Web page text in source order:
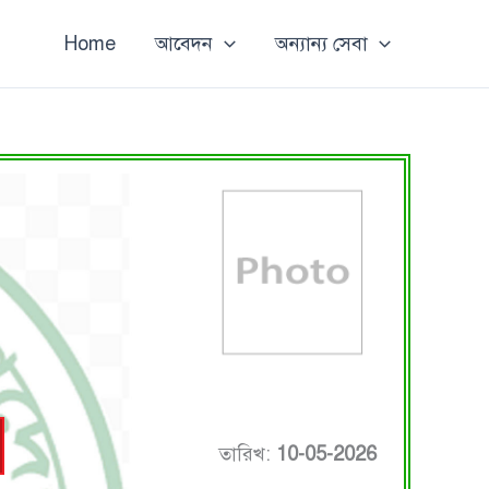
Home আবেদন অন্যান্য সেবা
তারিখ: 10-05-2026